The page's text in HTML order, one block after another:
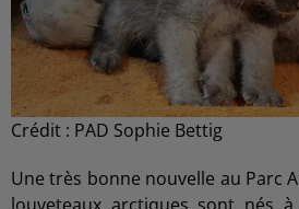
Crédit : PAD Sophie Bettig
Une très bonne nouvelle au Parc